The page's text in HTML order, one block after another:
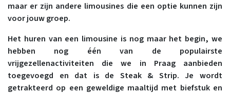
maar er zijn andere limousines die een optie kunnen zijn
voor jouw groep.
Het huren van een limousine is nog maar het begin, we
hebben nog één van de populairste
vrijgezellenactiviteiten die we in Praag aanbieden
toegevoegd en dat is de Steak & Strip. Je wordt
getrakteerd op een geweldige maaltijd met biefstuk en